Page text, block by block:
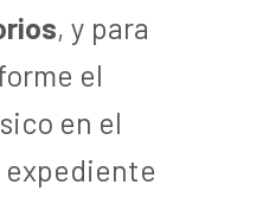
, y para
el
en el
expediente